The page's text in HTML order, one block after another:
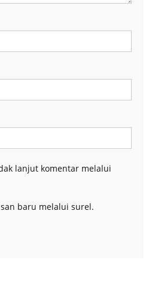
lanjut komentar melalui
baru melalui surel.